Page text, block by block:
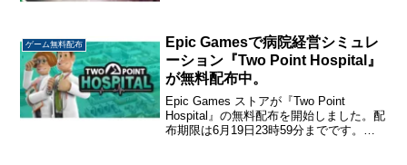
ゲーム無料配布
Epic Gamesで病院経営シミュレ
ーション『Two Point Hospital』
が無料配布中。
Epic Games ストアが『Two Point
Hospital』の無料配布を開始しました。配
布期限は6月19日23時59分までです。こ